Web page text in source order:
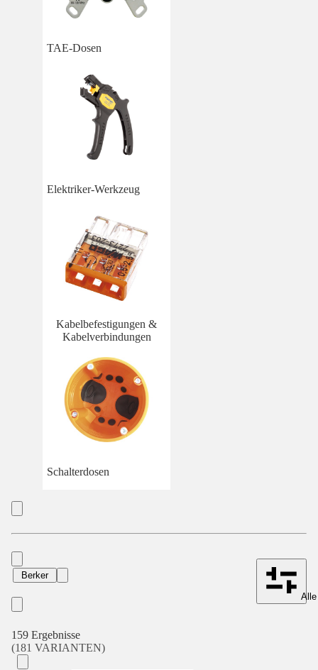
TAE-Dosen
Elektriker-Werkzeug
Kabelbefestigungen &
Kabelverbindungen
Schalterdosen
Berker
159 Ergebnisse
(181 VARIANTEN)